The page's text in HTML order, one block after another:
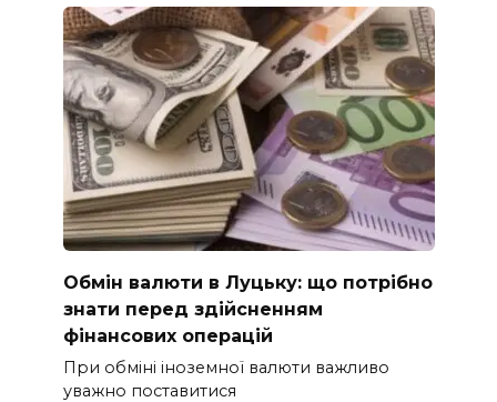
Обмін валюти в Луцьку: що потрібно
знати перед здійсненням
фінансових операцій
При обміні іноземної валюти важливо
уважно поставитися